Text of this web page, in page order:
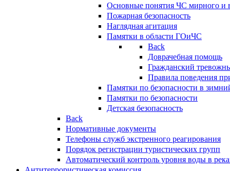
Основные понятия ЧС мирного и
Пожарная безопасность
Наглядная агитация
Памятки в области ГОиЧС
Back
Доврачебная помощь
Гражданский
Правила поведения
Памятки по безопасности в
Памятки по безопасности
Детская безопасность
Back
Нормативные документы
Телефоны служб экстренного реагирования
Порядок регистрации туристических групп
Автоматический контроль уровня воды в